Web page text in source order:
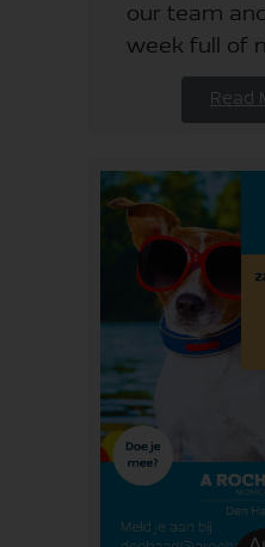
our team
week full of
Read